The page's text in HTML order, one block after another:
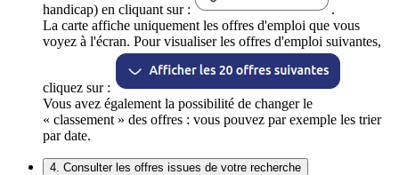
handicap) en cliquant sur :
.
La carte affiche uniquement les offres d'emploi que vous
voyez à l'écran. Pour visualiser les offres d'emploi suivantes,
cliquez sur :
Vous avez également la possibilité de changer le
« classement » des offres : vous pouvez par exemple les trier
par date.
4. Consulter les offres issues de votre recherche